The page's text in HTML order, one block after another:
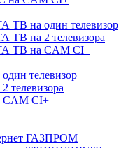
на один телевизор
на 2 телевизора
ТВ на CAM CI+
телевизор
CI+
ГАЗПРОМ